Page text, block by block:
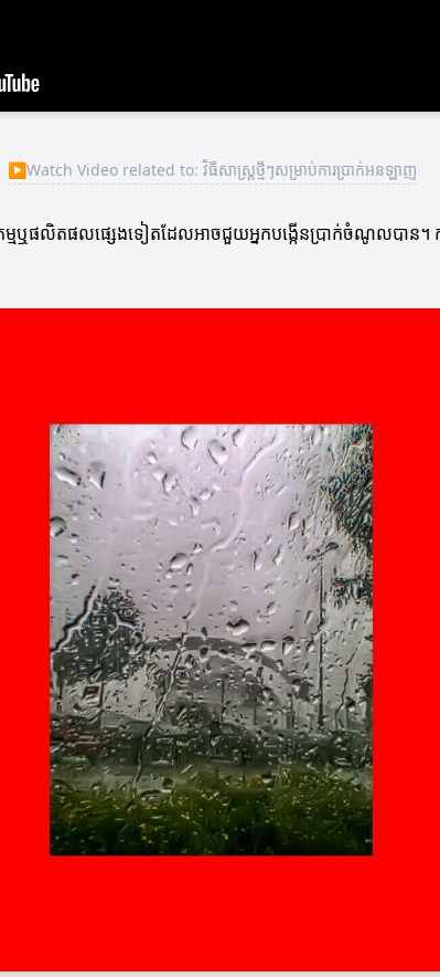
▶Watch Video related to: វិធីសាស្ត្រថ្មីៗសម្រាប់ការប្រាក់អនឡាញ
ម្មឬផលិតផលផ្សេងទៀតដែលអាចជួយអ្នកបង្កើនប្រាក់ចំណូលបាន។ ក